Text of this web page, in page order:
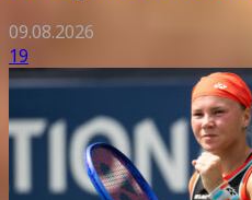
09.08.2026
19